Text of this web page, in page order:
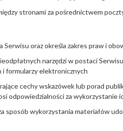
stronami za pośrednictwem
oraz określa zakres praw i
narzędzi w postaci
formularzy elektronicznych
cechy wskazówek lub porad
odpowiedzialności za wykorzystanie
sposób wykorzystania materiałów